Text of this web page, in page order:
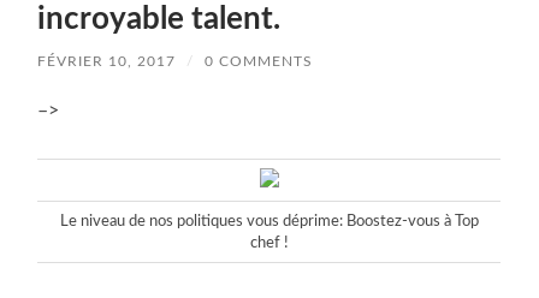
incroyable talent.
FÉVRIER 10, 2017 / 0 COMMENTS
–>
Le niveau de nos politiques vous déprime: Boostez-vous à Top
chef !